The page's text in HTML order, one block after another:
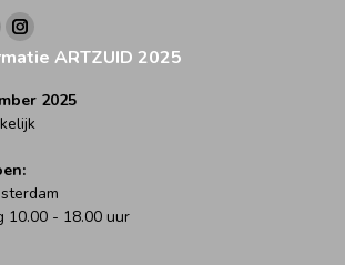
Instagram
page
opens
in
window
ARTZUID 2025
2025
10.00 - 18.00 uur